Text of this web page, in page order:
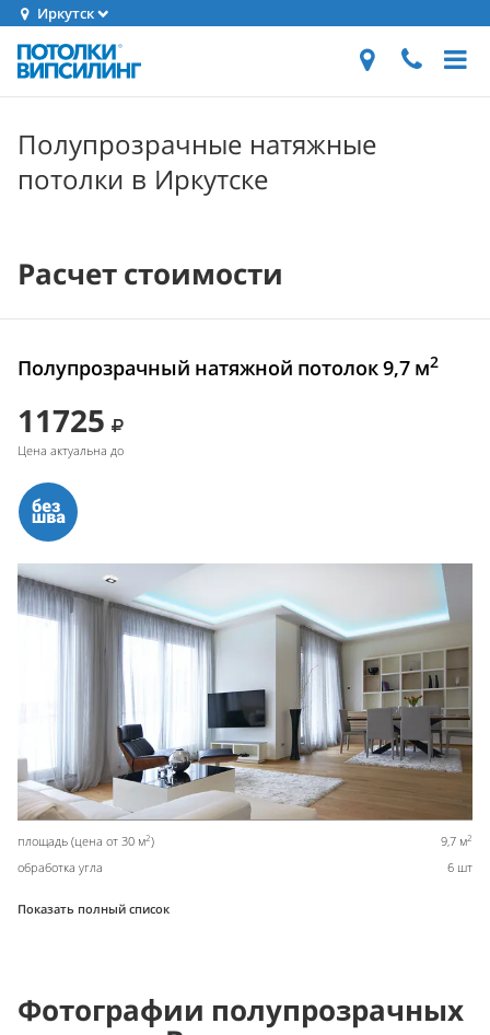
Иркутск
Полупрозрачные натяжные
потолки в Иркутске
Расчет стоимости
Полупрозрачный натяжной потолок 9,7 м2
11725
Цена актуальна до
площадь (цена от 30 м2) 9,7 м2
обработка угла 6 шт
Показать полный список
Фотографии полупрозрачных